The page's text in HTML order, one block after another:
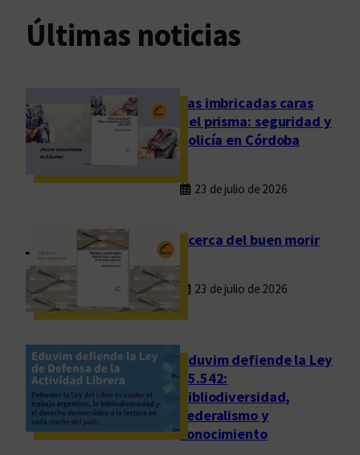
d
a
s
t
t
e
a
d
e
u
n
n
Últimas noticias
Las imbricadas caras
del prisma: seguridad y
policía en Córdoba
23 de julio de 2026
Acerca del buen morir
23 de julio de 2026
Eduvim defiende la Ley
25.542:
bibliodiversidad,
federalismo y
conocimiento